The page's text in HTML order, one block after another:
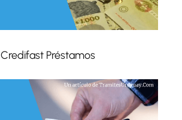
Credifast Préstamos